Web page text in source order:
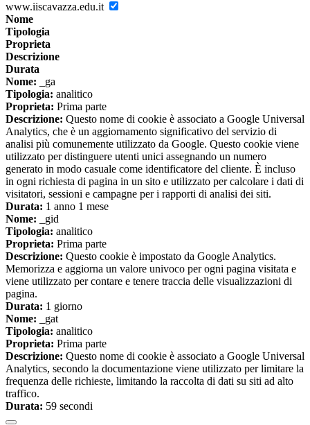
www.iiscavazza.edu.it
Nome
Tipologia
Proprieta
Descrizione
Durata
Nome: _ga
Tipologia: analitico
Proprieta: Prima parte
Descrizione: Questo nome di cookie è associato a Google Universal
Analytics, che è un aggiornamento significativo del servizio di
analisi più comunemente utilizzato da Google. Questo cookie viene
utilizzato per distinguere utenti unici assegnando un numero
generato in modo casuale come identificatore del cliente. È incluso
in ogni richiesta di pagina in un sito e utilizzato per calcolare i dati di
visitatori, sessioni e campagne per i rapporti di analisi dei siti.
Durata: 1 anno 1 mese
Nome: _gid
Tipologia: analitico
Proprieta: Prima parte
Descrizione: Questo cookie è impostato da Google Analytics.
Memorizza e aggiorna un valore univoco per ogni pagina visitata e
viene utilizzato per contare e tenere traccia delle visualizzazioni di
pagina.
Durata: 1 giorno
Nome: _gat
Tipologia: analitico
Proprieta: Prima parte
Descrizione: Questo nome di cookie è associato a Google Universal
Analytics, secondo la documentazione viene utilizzato per limitare la
frequenza delle richieste, limitando la raccolta di dati su siti ad alto
traffico.
Durata: 59 secondi